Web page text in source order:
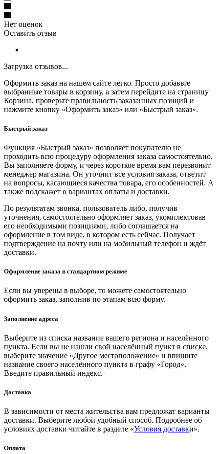
Нет оценок
Оставить отзыв
Загрузка отзывов...
Оформить заказ на нашем сайте легко. Просто добавьте
выбранные товары в корзину, а затем перейдите на страницу
Корзина, проверьте правильность заказанных позиций и
нажмите кнопку «Оформить заказ» или «Быстрый заказ».
Быстрый заказ
Функция «Быстрый заказ» позволяет покупателю не
проходить всю процедуру оформления заказа самостоятельно.
Вы заполняете форму, и через короткое время вам перезвонит
менеджер магазина. Он уточнит все условия заказа, ответит
на вопросы, касающиеся качества товара, его особенностей. А
также подскажет о вариантах оплаты и доставки.
По результатам звонка, пользователь либо, получив
уточнения, самостоятельно оформляет заказ, укомплектовав
его необходимыми позициями, либо соглашается на
оформление в том виде, в котором есть сейчас. Получает
подтверждение на почту или на мобильный телефон и ждёт
доставки.
Оформление заказа в стандартном режиме
Если вы уверены в выборе, то можете самостоятельно
оформить заказ, заполнив по этапам всю форму.
Заполнение адреса
Выберите из списка название вашего региона и населённого
пункта. Если вы не нашли свой населённый пункт в списке,
выберите значение «Другое местоположение» и впишите
название своего населённого пункта в графу «Город».
Введите правильный индекс.
Доставка
В зависимости от места жительства вам предложат варианты
доставки. Выберите любой удобный способ. Подробнее об
условиях доставки читайте в разделе «Условия доставки».
Оплата